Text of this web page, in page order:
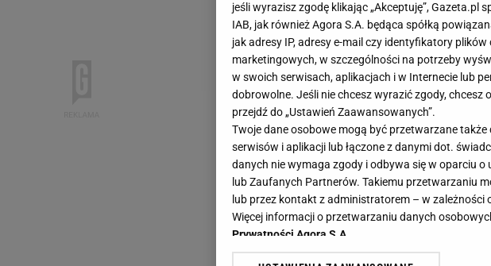
jeśli wyrazisz zgodę klikając „Akceptuję”, Gazeta.pl
IAB, jak również Agora S.A. będąca spółką
jak adresy IP, adresy e-mail czy identyfikatory
marketingowych, w szczególności na potrzeby
w swoich serwisach, aplikacjach i w Internecie lub
dobrowolne. Jeśli nie chcesz wyrazić zgody,
przejdź do „Ustawień Zaawansowanych”.
Twoje dane osobowe mogą być przetwarzane
serwisów i aplikacji lub łączone z danymi dot.
danych nie wymaga zgody i odbywa się w oparciu o
lub Zaufanych Partnerów. Takiemu przetwarzaniu
lub przez kontakt z administratorem – w
Więcej informacji o przetwarzaniu danych
Prywatności Agora S.A.